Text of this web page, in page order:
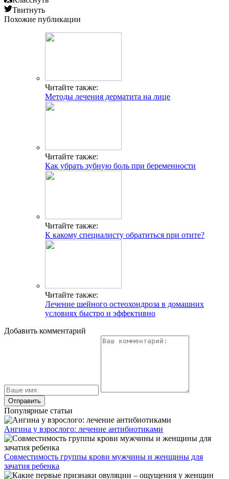
Твитнуть
Похожие публикации
Читайте также:
Методы лечения дерматита на лице
Читайте также:
Как убрать зубную боль при беременности
Читайте также:
К какому специалисту обратиться при отите?
Читайте также:
Лечение шейного остеохондроза в домашних
условиях быстро и эффективно
Добавить комментарий
Популярные статьи
Ангина у взрослого: лечение антибиотиками
Совместимость группы крови мужчины и женщины для
зачатия ребенка